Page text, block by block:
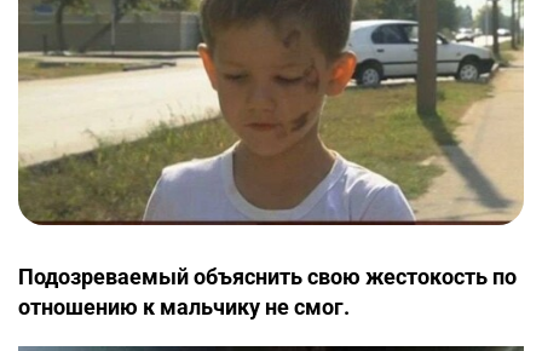
Подозреваемый объяснить свою жестокость по
отношению к мальчику не смог.